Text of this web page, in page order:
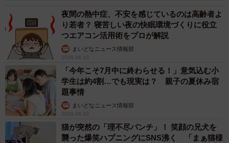
夜間の熱中症、不安を感じているのは高齢者よ
り若者？ 寝苦しい夜の快眠環境づくりに役立
つエアコン活用術をプロが解説
まいどなニュース情報部
2026.08.10
「今年こそ7月中に終わらせる！」意気込む小
学生は約4割…でも現実は？ 親子の夏休み宿
題事情
まいどなニュース情報部
2026.08.10
猫が突然の「理不尽パンチ」！ 笑顔の兄犬を
襲った爆笑ハプニングにSNS沸く 「まぁ猫様